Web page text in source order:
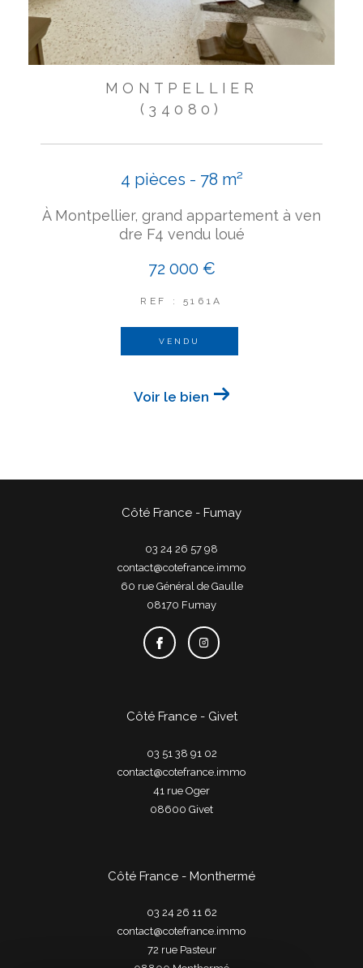
MONTPELLIER
(34080)
4 pièces - 78 m²
À Montpellier, grand appartement à ven
dre F4 vendu loué
72 000 €
REF : 5161A
VENDU
Voir le bien
Côté France - Fumay
03 24 26 57 98
contact@cotefrance.immo
60 rue Général de Gaulle
08170
fumay
Côté France - Givet
03 51 38 91 02
contact@cotefrance.immo
41 rue Oger
08600
givet
Côté France - Monthermé
03 24 26 11 62
contact@cotefrance.immo
72 rue Pasteur